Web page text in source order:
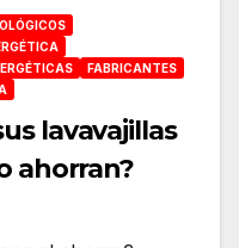
FABRICANTES
lavavajillas
ahorran?